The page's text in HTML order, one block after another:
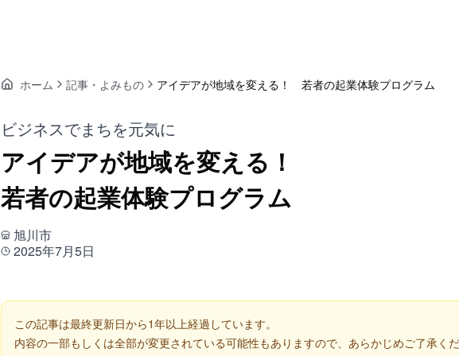
ホーム 記事・よみもの アイデアが地域を変える！ 若者の起業体験プログラム
ビジネスでまちを元気に
アイデアが地域を変える！
若者の起業体験プログラム
旭川市
2025年7月5日
この記事は最終更新日から1年以上経過しています。
内容の一部もしくは全部が変更されている可能性もありますので、あらかじめご了承くだ